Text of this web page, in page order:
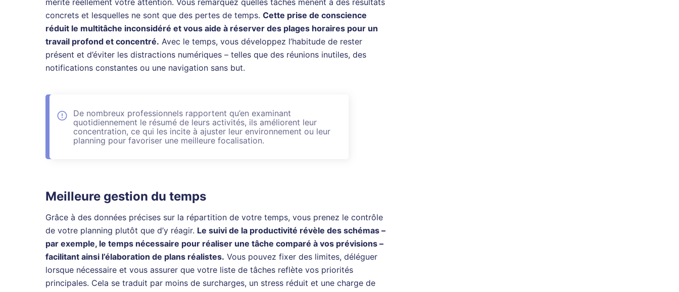
mérite réellement votre attention. Vous remarquez quelles tâches mènent à des résultats
concrets et lesquelles ne sont que des pertes de temps. Cette prise de conscience
réduit le multitâche inconsidéré et vous aide à réserver des plages horaires pour un
travail profond et concentré. Avec le temps, vous développez l’habitude de rester
présent et d’éviter les distractions numériques – telles que des réunions inutiles, des
notifications constantes ou une navigation sans but.
De nombreux professionnels rapportent qu’en examinant
quotidiennement le résumé de leurs activités, ils améliorent leur
concentration, ce qui les incite à ajuster leur environnement ou leur
planning pour favoriser une meilleure focalisation.
Meilleure gestion du temps
Grâce à des données précises sur la répartition de votre temps, vous prenez le contrôle
de votre planning plutôt que d’y réagir. Le suivi de la productivité révèle des schémas –
par exemple, le temps nécessaire pour réaliser une tâche comparé à vos prévisions –
facilitant ainsi l’élaboration de plans réalistes. Vous pouvez fixer des limites, déléguer
lorsque nécessaire et vous assurer que votre liste de tâches reflète vos priorités
principales. Cela se traduit par moins de surcharges, un stress réduit et une charge de